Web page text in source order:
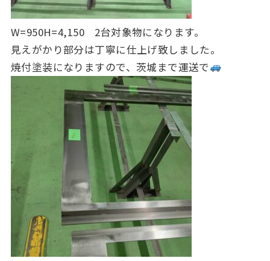
W=950H=4,150 2台対象物になります。
見えがかり部分は丁寧に仕上げ致しました。
焼付塗装になりますので、茨城まで運送で